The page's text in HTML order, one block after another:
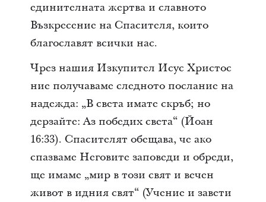
единителната жертва и славното
Възкресение на Спасителя, които
благославят всички нас.
Чрез нашия Изкупител Исус Христос
ние получаваме следното послание на
надежда: „В света имате скръб; но
дерзайте: Аз победих света“ (Йоан
16:33). Спасителят обещава, че ако
спазваме Неговите заповеди и обреди,
ще имаме „мир в този свят и вечен
живот в идния свят“ (Учение и завети